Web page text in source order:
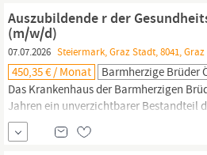
unserem Hause jederzeit offen! Eine
ist für...
Auszubildende r der
(m/w/d)
07.07.2026 Steiermark, Graz Stadt, 8041, Graz
450,35 € / Monat Barmherzige Brüder
Das Krankenhaus der Barmherzigen
Jahren ein unverzichtbarer Bestandteil
Gesundheitsversorgung in der
umfassenden Modernisierung verfügt